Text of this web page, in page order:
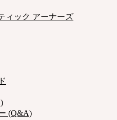
ィック アーナーズ
(Q&A)